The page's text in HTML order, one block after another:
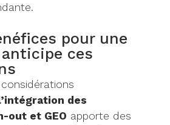
pour une
anticipe ces
des
out et GEO apporte des